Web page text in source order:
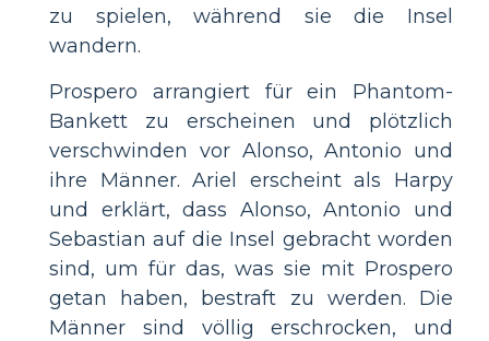
zu spielen, während sie die Insel
wandern.
Prospero arrangiert für ein Phantom-
Bankett zu erscheinen und plötzlich
verschwinden vor Alonso, Antonio und
ihre Männer. Ariel erscheint als Harpy
und erklärt, dass Alonso, Antonio und
Sebastian auf die Insel gebracht worden
sind, um für das, was sie mit Prospero
getan haben, bestraft zu werden. Die
Männer sind völlig erschrocken, und